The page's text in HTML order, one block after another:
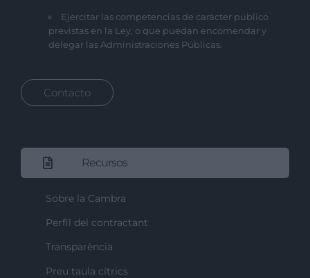
Ejercitar las competencias de carácter público
previstas en la Ley, o que puedan encomendar y
delegar las Administraciones Públicas.
Contacto
Recursos
Sobre la Cambra
Perfil del contractant
Transparència
Preu taula cítrics